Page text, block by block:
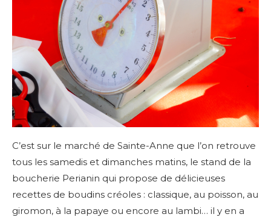
C’est sur le marché de Sainte-Anne que l’on retrouve
tous les samedis et dimanches matins, le stand de la
boucherie Perianin qui propose de délicieuses
recettes de boudins créoles : classique, au poisson, au
giromon, à la papaye ou encore au lambi… il y en a